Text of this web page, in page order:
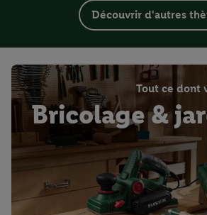
Découvrir d'autres
Tout ce dont
Bricolage &